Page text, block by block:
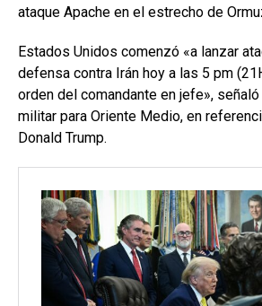
ataque Apache en el estrecho de
Estados Unidos comenzó «a lanzar
defensa contra Irán hoy a las 5 pm
orden del comandante en jefe»,
militar para Oriente Medio, en
Donald Trump.